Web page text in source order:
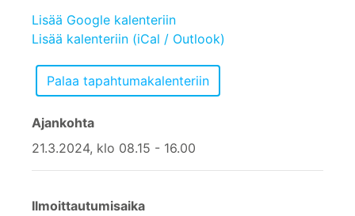
Lisää Google kalenteriin
Lisää kalenteriin (iCal / Outlook)
Ajankohta
21.3.2024, klo 08.15 - 16.00
Ilmoittautumisaika